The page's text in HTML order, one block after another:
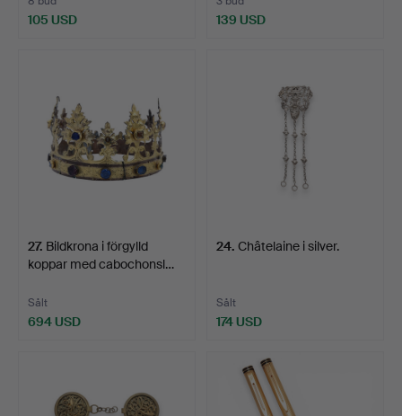
105 USD 139 USD
27. Bildkrona i förgylld
koppar med cabochonsl…
Sålt
694 USD
24. Châtelaine i silver.
Sålt
174 USD